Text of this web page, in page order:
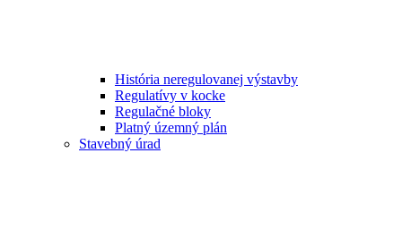
História neregulovanej výstavby
Regulatívy v kocke
Regulačné bloky
Platný územný plán
Stavebný úrad